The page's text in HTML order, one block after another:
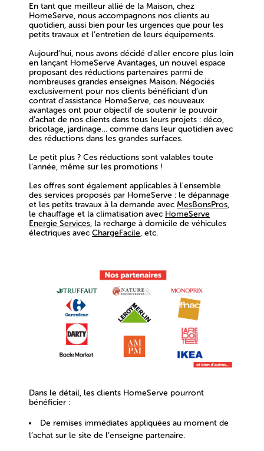
En tant que meilleur allié de la Maison, chez
HomeServe, nous accompagnons nos clients au
quotidien, aussi bien pour les urgences que pour les
petits travaux et l’entretien de leurs équipements.
Aujourd’hui, nous avons décidé d'aller encore plus loin
en lançant HomeServe Avantages, un nouvel espace
proposant des réductions partenaires parmi de
nombreuses grandes enseignes Maison. Négociés
exclusivement pour nos clients bénéficiant d’un
contrat d’assistance HomeServe, ces nouveaux
avantages ont pour objectif de soutenir le pouvoir
d’achat de nos clients dans tous leurs projets : déco,
bricolage, jardinage… comme dans leur quotidien avec
des réductions dans les grandes surfaces.
Le petit plus ? Ces réductions sont valables toute
l’année, même sur les promotions !
Les offres sont également applicables à l'ensemble
des services proposés par HomeServe : le dépannage
et les petits travaux à la demande avec MesBonsPros,
le chauffage et la climatisation avec HomeServe
Energie Services, la recharge à domicile de véhicules
électriques avec ChargeFacile, etc.
Dans le détail, les clients HomeServe pourront
bénéficier :
De remises immédiates appliquées au moment de
l’achat sur le site de l’enseigne partenaire.